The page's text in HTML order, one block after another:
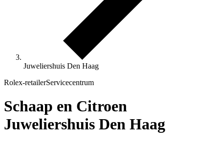
Juweliershuis Den Haag
Rolex-retailerServicecentrum
Schaap en Citroen
Juweliershuis Den Haag